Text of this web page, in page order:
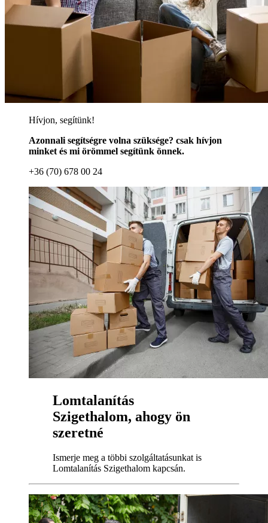
Hívjon, segítünk!
Azonnali segítségre volna szüksége? csak hívjon
minket és mi örömmel segítünk önnek.
+36 (70) 678 00 24
Lomtalanítás
Szigethalom, ahogy ön
szeretné
Ismerje meg a többi szolgáltatásunkat is
Lomtalanítás Szigethalom kapcsán.